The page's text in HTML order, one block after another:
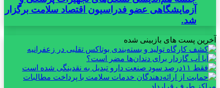
آزمایشگاهی عضو فدراسیون اقتصاد سلامت برگزار
شد.
آخرین پست های بازبینی شده